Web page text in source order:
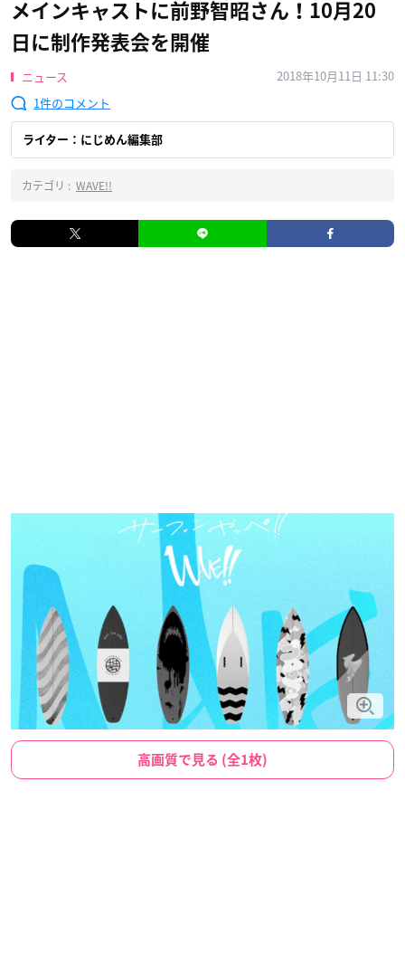
メインキャストに前野智昭さん！10月20
日に制作発表会を開催
ニュース
2018年10月11日 11:30
1
ライター：にじめん編集部
カテゴリ : WAVE!!
高画質で見る (全1枚)